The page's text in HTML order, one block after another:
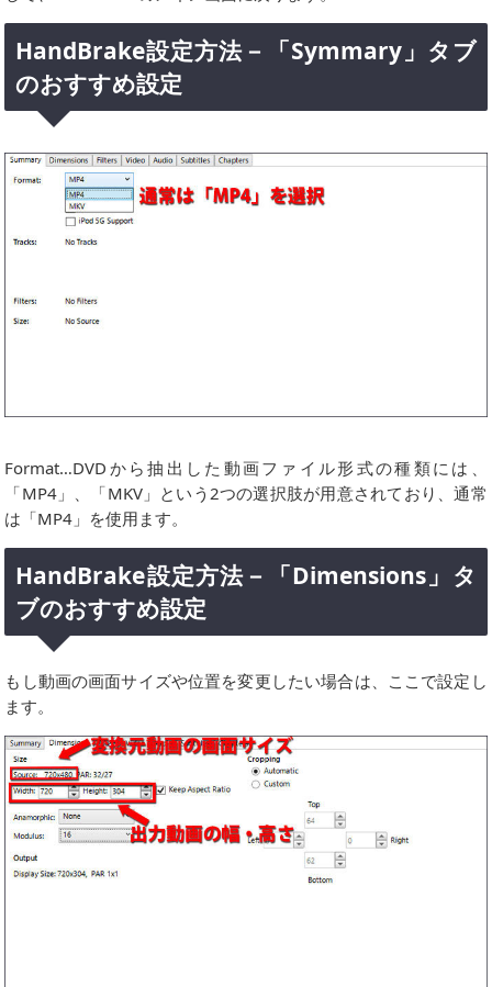
HandBrake設定方法－「Symmary」タブ
のおすすめ設定
Format…DVDから抽出した動画ファイル形式の種類には、
「MP4」、「MKV」という2つの選択肢が用意されており、通常
は「MP4」を使用ます。
HandBrake設定方法－「Dimensions」タ
ブのおすすめ設定
もし動画の画面サイズや位置を変更したい場合は、ここで設定し
ます。